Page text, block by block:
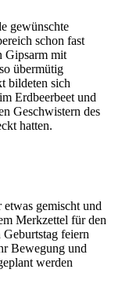
gewünschte
schon fast
Gipsarm mit
übermütig
bildeten sich
Erdbeerbeet und
Geschwistern des
hatten.
gemischt und
Merkzettel für den
Geburtstag feiern
Bewegung und
werden